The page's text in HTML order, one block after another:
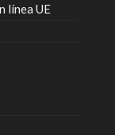
línea UE